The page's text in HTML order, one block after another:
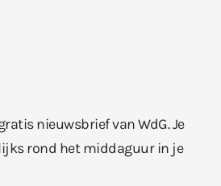
nieuwsbrief van WdG. Je
rond het middaguur in je